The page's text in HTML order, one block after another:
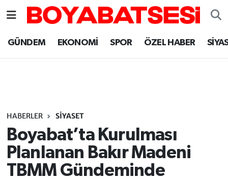
GÜNDEM EKONOMİ SPOR ÖZEL HABER
HABERLER SİYASET
Boyabat’ta Kurulması
Planlanan Bakır Madeni
TBMM Gündeminde
Sinop Nöbetçi Eczaneler
Sinop Trafik Yoğunluk Haritası
Süper Lig Puan Durumu ve Fikstür
Tüm Manşetler